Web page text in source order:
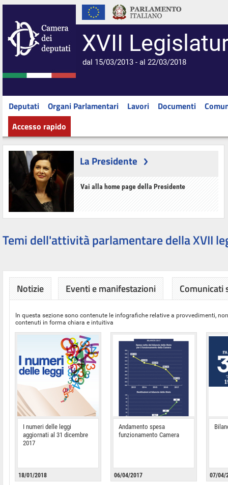
XVII
dal 15/03/2013 - al 22/03/2018
Deputati Organi Parlamentari Lavori Documenti
Accesso rapido
La Presidente
Vai alla home page della Presidente
Temi dell'attività parlamentare della XVII
Notizie Eventi e manifestazioni Comunicati
In questa sezione sono contenute le infografiche relative a provvedimenti,
contenuti in forma chiara e intuitiva
I numeri delle leggi
aggiornati al 31 dicembre
2017
18/01/2018
Andamento spesa
funzionamento Camera
06/04/2017 07/04/